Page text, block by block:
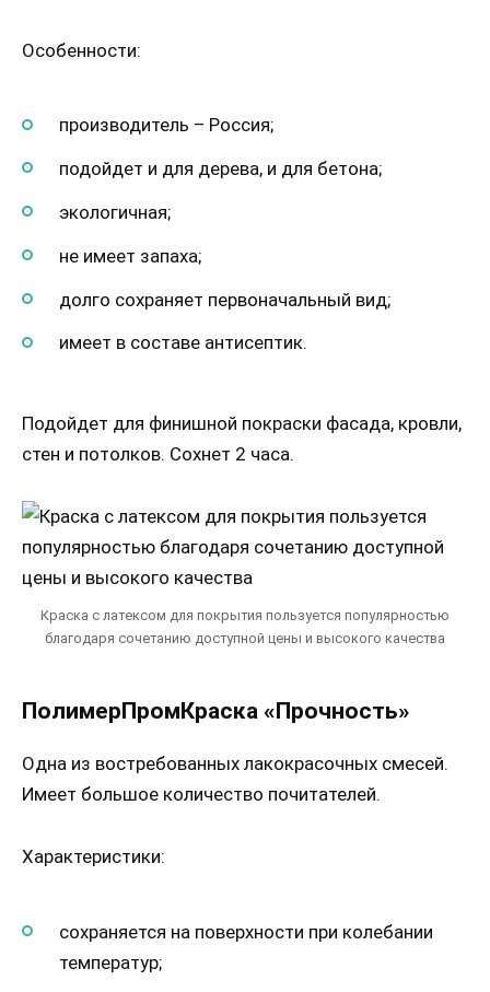
Особенности:
производитель – Россия;
подойдет и для дерева, и для бетона;
экологичная;
не имеет запаха;
долго сохраняет первоначальный вид;
имеет в составе антисептик.
Подойдет для финишной покраски фасада, кровли,
стен и потолков. Сохнет 2 часа.
Краска с латексом для покрытия пользуется популярностью
благодаря сочетанию доступной цены и высокого качества
ПолимерПромКраска «Прочность»
Одна из востребованных лакокрасочных смесей.
Имеет большое количество почитателей.
Характеристики:
сохраняется на поверхности при колебании
температур;